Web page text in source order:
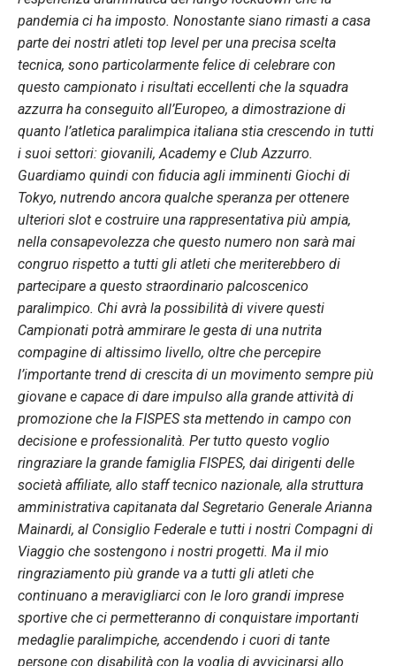
pandemia ci ha imposto. Nonostante siano rimasti a casa
parte dei nostri atleti top level per una precisa scelta
tecnica, sono particolarmente felice di celebrare con
questo campionato i risultati eccellenti che la squadra
azzurra ha conseguito all’Europeo, a dimostrazione di
quanto l’atletica paralimpica italiana stia crescendo in tutti
i suoi settori: giovanili, Academy e Club Azzurro.
Guardiamo quindi con fiducia agli imminenti Giochi di
Tokyo, nutrendo ancora qualche speranza per ottenere
ulteriori slot e costruire una rappresentativa più ampia,
nella consapevolezza che questo numero non sarà mai
congruo rispetto a tutti gli atleti che meriterebbero di
partecipare a questo straordinario palcoscenico
paralimpico. Chi avrà la possibilità di vivere questi
Campionati potrà ammirare le gesta di una nutrita
compagine di altissimo livello, oltre che percepire
l’importante trend di crescita di un movimento sempre più
giovane e capace di dare impulso alla grande attività di
promozione che la FISPES sta mettendo in campo con
decisione e professionalità. Per tutto questo voglio
ringraziare la grande famiglia FISPES, dai dirigenti delle
società affiliate, allo staff tecnico nazionale, alla struttura
amministrativa capitanata dal Segretario Generale Arianna
Mainardi, al Consiglio Federale e tutti i nostri Compagni di
Viaggio che sostengono i nostri progetti. Ma il mio
ringraziamento più grande va a tutti gli atleti che
continuano a meravigliarci con le loro grandi imprese
sportive che ci permetteranno di conquistare importanti
medaglie paralimpiche, accendendo i cuori di tante
persone con disabilità con la voglia di avvicinarsi allo